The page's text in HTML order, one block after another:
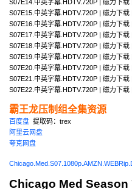
S07E14.中英字幕.HDTV.720P | 磁力下载 |
S07E15.中英字幕.HDTV.720P | 磁力下载 |
S07E16.中英字幕.HDTV.720P | 磁力下载 |
S07E17.中英字幕.HDTV.720P | 磁力下载 |
S07E18.中英字幕.HDTV.720P | 磁力下载 |
S07E19.中英字幕.HDTV.720P | 磁力下载 |
S07E20.中英字幕.HDTV.720P | 磁力下载 |
S07E21.中英字幕.HDTV.720P | 磁力下载
S07E22.中英字幕.HDTV.720P | 磁力下载
霸王龙压制组全集资源
百度盘 提取码：trex
阿里云网盘
夸克网盘
Chicago Med Season